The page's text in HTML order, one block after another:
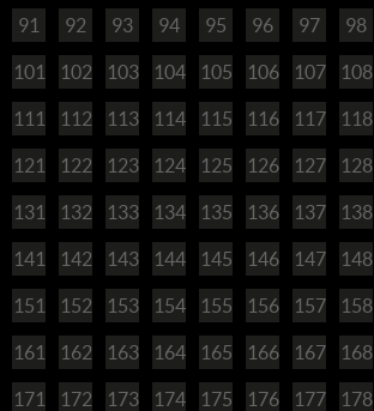
91 92 93 94 95 96 97 98
101 102 103 104 105 106 107 108
111 112 113 114 115 116 117 118
121 122 123 124 125 126 127 128
131 132 133 134 135 136 137 138
141 142 143 144 145 146 147 148
151 152 153 154 155 156 157 158
161 162 163 164 165 166 167 168
171 172 173 174 175 176 177 178